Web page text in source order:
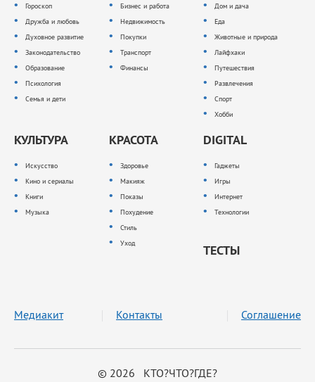
Гороскоп
Дружба и любовь
Духовное развитие
Законодательство
Образование
Психология
Семья и дети
Бизнес и работа
Недвижимость
Покупки
Транспорт
Финансы
Дом и дача
Еда
Животные и природа
Лайфхаки
Путешествия
Развлечения
Спорт
Хобби
КУЛЬТУРА
Искусство
Кино и сериалы
Книги
Музыка
КРАСОТА
Здоровье
Макияж
Показы
Похудение
Стиль
Уход
DIGITAL
Гаджеты
Игры
Интернет
Технологии
ТЕСТЫ
© 2026 КТО?ЧТО?ГДЕ?
Медиакит Контакты Соглашение